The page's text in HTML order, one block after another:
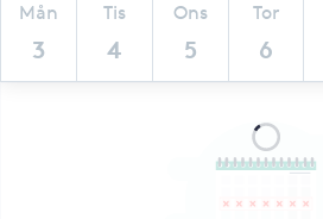
Mån
3
Tis
4
Ons
5
Tor
6